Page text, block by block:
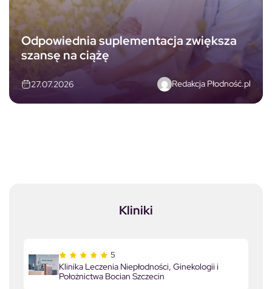
Odpowiednia suplementacja zwiększa
szansę na ciążę
27.07.2026 Redakcja Płodność.pl
Kliniki
5
Klinika Leczenia Niepłodności, Ginekologii i
Położnictwa Bocian Szczecin